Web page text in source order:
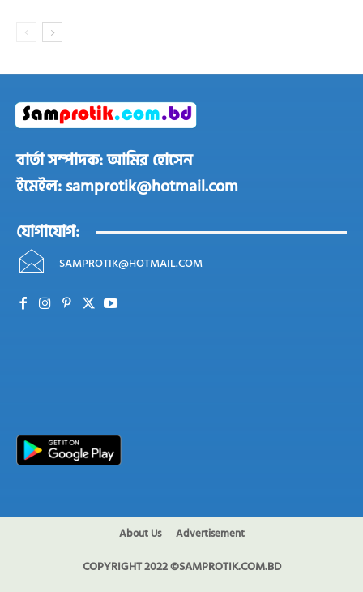
বার্তা সম্পাদক: আমির হোসেন
ইমেইল: samprotik@hotmail.com
যোগাযোগ:
SAMPROTIK@HOTMAIL.COM
About Us Advertisement
COPYRIGHT 2022 ©SAMPROTIK.COM.BD